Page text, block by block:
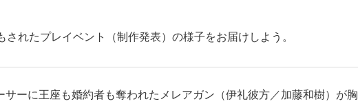
れたプレイベント（制作発表）の様子をお届けしよう。
ーに王座も婚約者も奪われたメレアガン（伊礼彼方／加藤和樹）が胸